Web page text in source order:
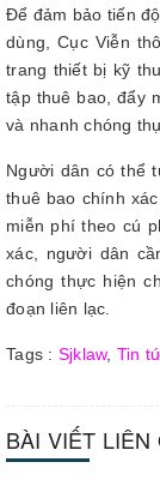
Để đảm bảo tiến
dùng, Cục Viễn
trang thiết bị kỹ
tập thuê bao, đẩy
và nhanh chóng
Người dân có thể
thuê bao chính
miễn phí theo cú
xác, người dân
chóng thực hiện
đoạn liên lạc.
Tags : Sjklaw, Tin
BÀI VIẾT LIÊN